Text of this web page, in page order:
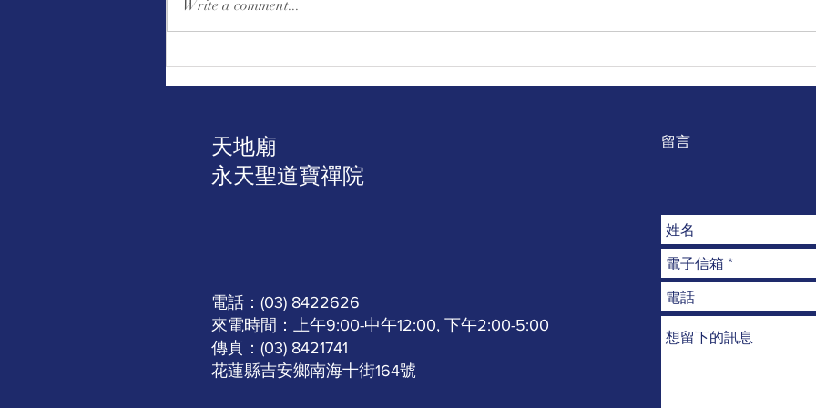
第18年第91次發送二十二萬
資助花東縣偏鄉貧困弱勢家
偏
Write a comment...
天地廟
​永天聖道寶禪院
電話：(03) 8422626
來電時間：上午9:00-中午12:00, 下午2:00-5:00
傳真：(03) 8421741
​花蓮縣吉安鄉南海十街164號
留言